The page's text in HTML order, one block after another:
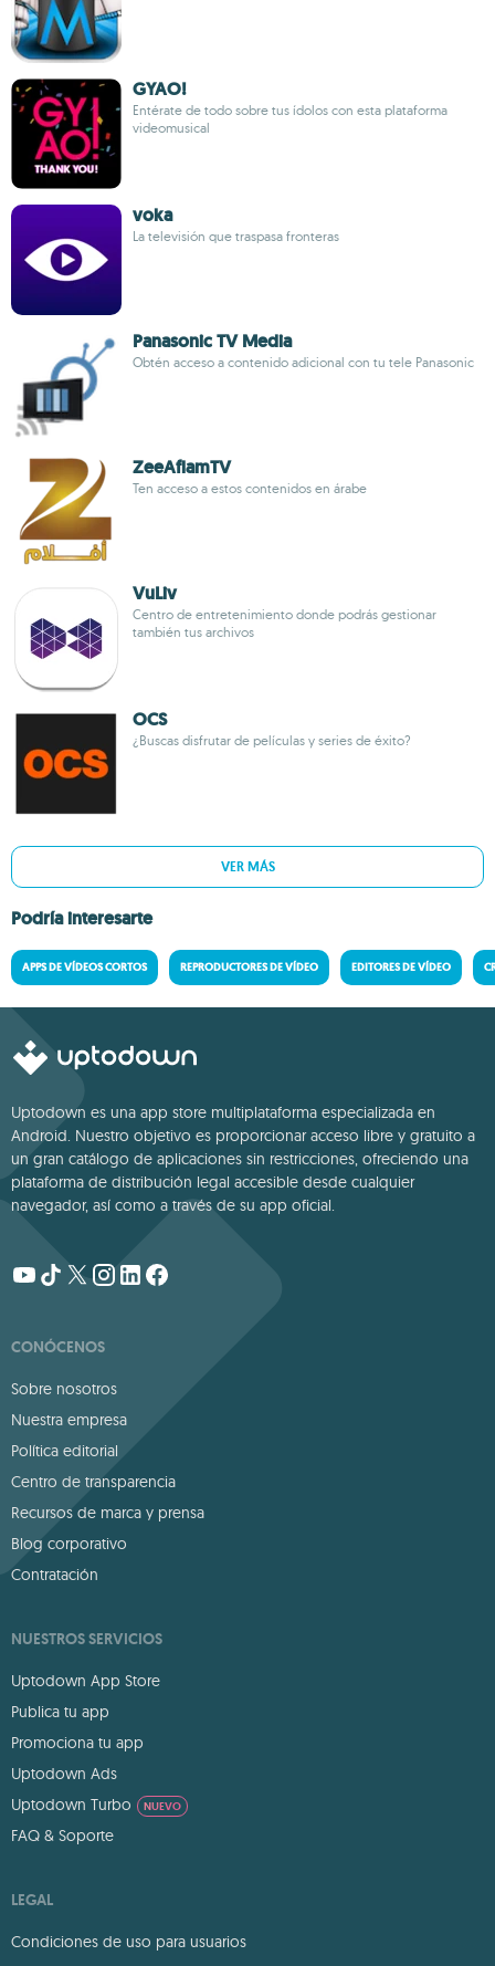
GYAO!
Entérate de todo sobre tus ídolos con esta plataforma
videomusical
voka
La televisión que traspasa fronteras
Panasonic TV Media
Obtén acceso a contenido adicional con tu tele Panasonic
ZeeAflamTV
Ten acceso a estos contenidos en árabe
VuLiv
Centro de entretenimiento donde podrás gestionar
también tus archivos
OCS
¿Buscas disfrutar de películas y series de éxito?
VER MÁS
Podría interesarte
APPS DE VÍDEOS CORTOS REPRODUCTORES DE VÍDEO EDITORES DE VÍDEO
Uptodown es una app store multiplataforma especializada en
Android. Nuestro objetivo es proporcionar acceso libre y gratuito a
un gran catálogo de aplicaciones sin restricciones, ofreciendo una
plataforma de distribución legal accesible desde cualquier
navegador, así como a través de su app oficial.
CONÓCENOS
Sobre nosotros
Nuestra empresa
Política editorial
Centro de transparencia
Recursos de marca y prensa
Blog corporativo
Contratación
NUESTROS SERVICIOS
Uptodown App Store
Publica tu app
Promociona tu app
Uptodown Ads
Uptodown Turbo
NUEVO
FAQ & Soporte
LEGAL
Condiciones de uso para usuarios